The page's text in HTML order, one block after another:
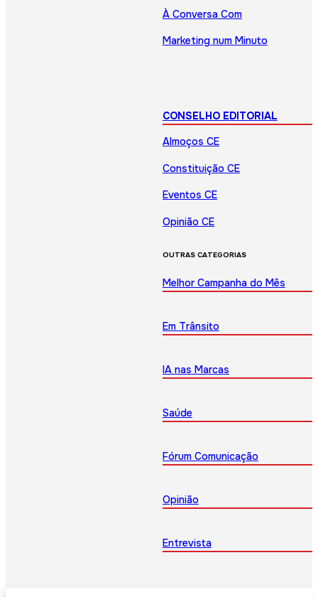
À Conversa Com
Marketing num Minuto
CONSELHO EDITORIAL
Almoços CE
Constituição CE
Eventos CE
Opinião CE
OUTRAS CATEGORIAS
Melhor Campanha do Mês
Em Trânsito
IA nas Marcas
Saúde
Fórum Comunicação
Opinião
Entrevista